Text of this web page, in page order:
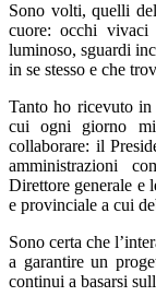
Sono volti, quelli
cuore: occhi vivaci
luminoso, sguardi
in se stesso e che
Tanto ho ricevuto in
cui ogni giorno mi
collaborare: il
amministrazioni
Direttore generale e l
e provinciale a cui
Sono certa che
a garantire un
continui a basarsi